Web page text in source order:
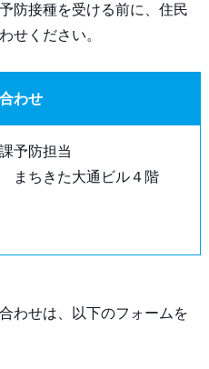
防接種を受ける前に、住民
せください。
わせ
予防担当
まちきた大通ビル４階
わせは、以下のフォームを